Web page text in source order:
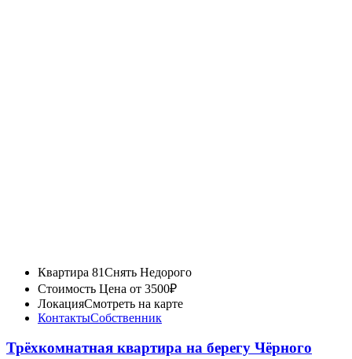
Квартира 81Снять Недорого
Стоимость Цена от 3500₽
ЛокацияСмотреть на карте
КонтактыСобственник
Трёхкомнатная квартира на берегу Чёрного